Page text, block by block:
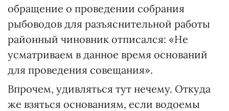
обращение о проведении собрания
рыбоводов для разъяснительной работы
районный чиновник отписался: «Не
усматриваем в данное время оснований
для проведения совещания».
Впрочем, удивляться тут нечему. Откуда
же взяться основаниям, если водоемы